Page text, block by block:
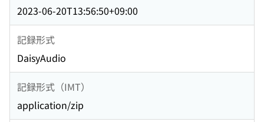
2023-06-20T13:56:50+09:00
記録形式
DaisyAudio
記録形式（IMT）
application/zip